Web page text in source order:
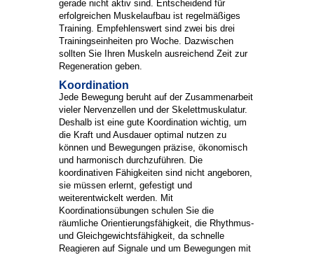
gerade nicht aktiv sind. Entscheidend für
erfolgreichen Muskelaufbau ist regelmäßiges
Training. Empfehlenswert sind zwei bis drei
Trainingseinheiten pro Woche. Dazwischen
sollten Sie Ihren Muskeln ausreichend Zeit zur
Regeneration geben.
Koordination
Jede Bewegung beruht auf der Zusammenarbeit
vieler Nervenzellen und der Skelettmuskulatur.
Deshalb ist eine gute Koordination wichtig, um
die Kraft und Ausdauer optimal nutzen zu
können und Bewegungen präzise, ökonomisch
und harmonisch durchzuführen. Die
koordinativen Fähigkeiten sind nicht angeboren,
sie müssen erlernt, gefestigt und
weiterentwickelt werden. Mit
Koordinationsübungen schulen Sie die
räumliche Orientierungsfähigkeit, die Rhythmus-
und Gleichgewichtsfähigkeit, da schnelle
Reagieren auf Signale und um Bewegungen mit